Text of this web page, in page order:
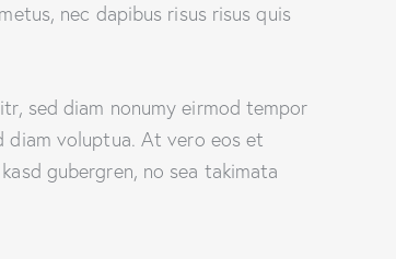
nec dapibus risus risus quis
sed diam nonumy eirmod tempor
diam voluptua. At vero eos et
gubergren, no sea takimata